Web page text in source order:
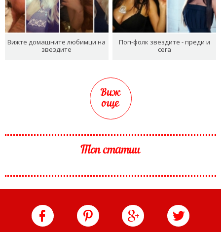
Вижте домашните любимци на
звездите
Поп-фолк звездите - преди и
сега
Виж
още
Топ статии